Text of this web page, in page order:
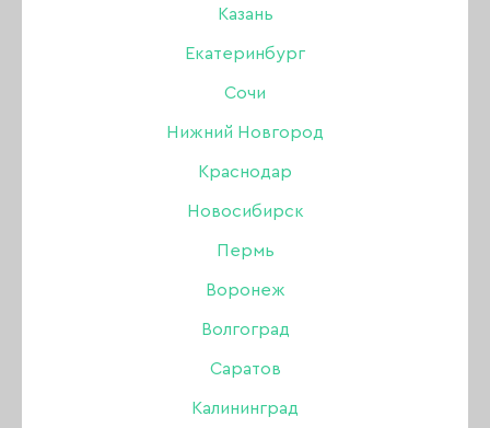
Казань
Екатеринбург
Сочи
Нижний Новгород
Краснодар
Новосибирск
Пермь
Воронеж
Волгоград
Саратов
Калининград